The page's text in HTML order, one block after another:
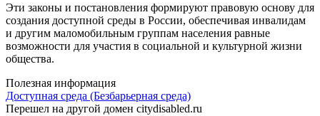
Эти законы и постановления формируют правовую основу для
создания доступной среды в России, обеспечивая инвалидам
и другим маломобильным группам населения равные
возможности для участия в социальной и культурной жизни
общества.
Полезная информация
Доступная среда (Безбарьерная среда)
Перешел на другой домен citydisabled.ru